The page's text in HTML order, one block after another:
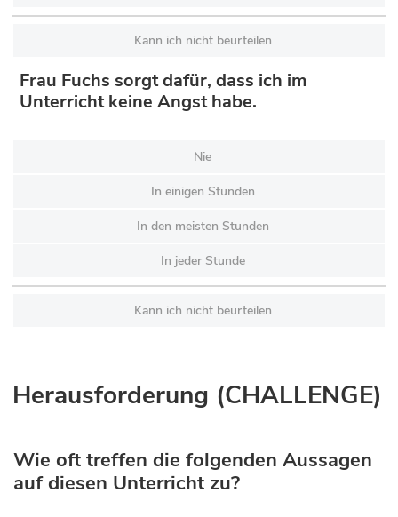
Kann ich nicht beurteilen
Frau Fuchs sorgt dafür, dass ich im
Unterricht keine Angst habe.
Nie
In einigen Stunden
In den meisten Stunden
In jeder Stunde
Kann ich nicht beurteilen
Herausforderung (CHALLENGE)
Wie oft treffen die folgenden Aussagen
auf diesen Unterricht zu?